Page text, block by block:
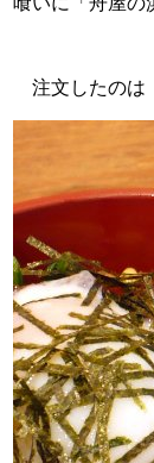
注文したのは